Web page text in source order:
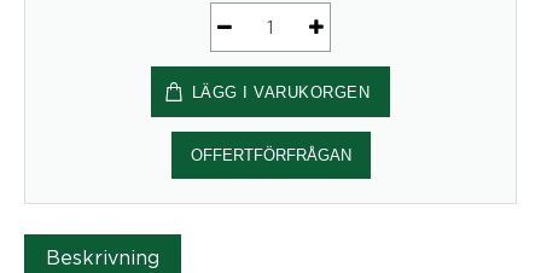
Elektriskt
stativ
Bredd
152
cm
|
LÄGG I VARUKORGEN
OFFERTFÖRFRÅGAN
Beskrivning